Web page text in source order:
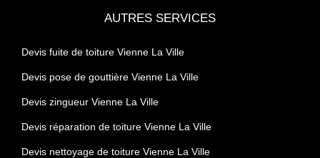
AUTRES SERVICES
Devis fuite de toiture Vienne La Ville
Devis pose de gouttière Vienne La Ville
Devis zingueur Vienne La Ville
Devis réparation de toiture Vienne La Ville
Devis nettoyage de toiture Vienne La Ville